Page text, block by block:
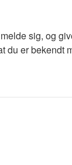
sig, og
er